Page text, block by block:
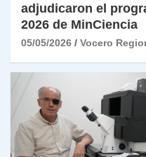
adjudicaron el
2026 de MinCiencia
05/05/2026 Vocero